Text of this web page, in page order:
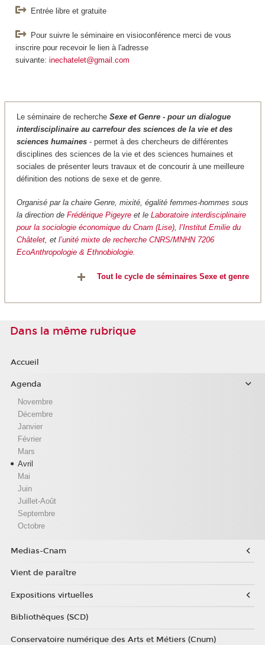
Entrée libre et gratuite
Pour suivre le séminaire en visioconférence merci de vous
inscrire pour recevoir le lien à l'adresse
suivante: inechatelet@gmail.com
Le séminaire de recherche Sexe et Genre - pour un dialogue
interdisciplinaire au carrefour des sciences de la vie et des
sciences humaines- permet à des chercheurs de différentes
disciplines des sciences de la vie et des sciences humaines et
sociales de présenter leurs travaux et de concourir à une meilleure
définition des notions de sexe et de genre.
Organisé par la chaire Genre, mixité, égalité femmes-hommes sous
la direction de Frédérique Pigeyreet le Laboratoire interdisciplinaire
pour la sociologie économique du Cnam (Lise), l’Institut Emilie du
Châtelet, et l’unité mixte de recherche CNRS/MNHN 7206
EcoAnthropologie & Ethnobiologie.
Tout le cycle de séminaires Sexe et genre
Dans la même rubrique
Accueil
Agenda
Novembre
Décembre
Janvier
Février
Mars
Avril
Mai
Juin
Juillet-Août
Septembre
Octobre
Medias-Cnam
Vient de paraître
Expositions virtuelles
Bibliothèques (SCD)
Conservatoire numérique des Arts et Métiers (Cnum)